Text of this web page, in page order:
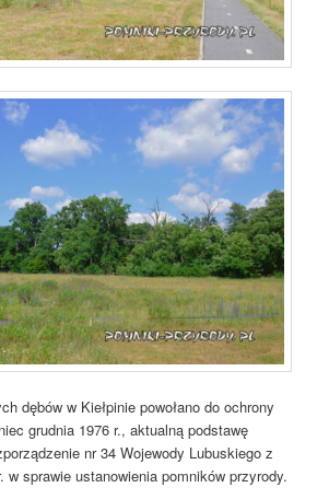
dębów w Kiełpinie powołano do ochrony
grudnia 1976 r., aktualną podstawę
nr 34 Wojewody Lubuskiego z
w sprawie ustanowienia pomników przyrody.